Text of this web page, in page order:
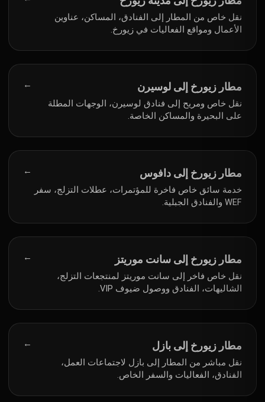
نقل خاص من المطار إلى الفنادق، المساكن، عناوين
الأعمال ومواقع الفعاليات في زيورخ.
مطار زيورخ إلى لوسيرن
نقل خاص ومريح إلى فنادق لوسيرن، الوجهات المطلة
على البحيرة والمساكن الخاصة.
→
مطار زيورخ إلى دافوس
خدمة سائق خاص فاخرة للمؤتمرات، عطلات التزلج، سفر
WEF والفنادق الجبلية.
→
مطار زيورخ إلى سانت موريتز
نقل خاص فاخر إلى سانت موريتز لمنتجعات التزلج،
الشاليهات، الفنادق ووصول ضيوف VIP.
→
مطار زيورخ إلى بازل
نقل مباشر من المطار إلى بازل لاجتماعات العمل،
الفنادق، الفعاليات والسفر الخاص.
→